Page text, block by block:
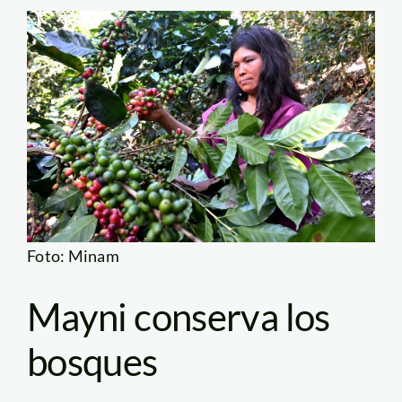
Foto: Minam
Mayni conserva los
bosques